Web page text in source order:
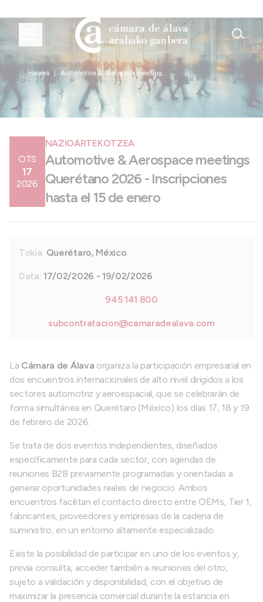
Hasiera Automotive & Aerospace meeting...
OTS
17
2026
NAZIOARTEKOTZEA
Automotive & Aerospace meetings
Querétano 2026 - Inscripciones
hasta el 15 de enero
Tokia: Querétaro, México
Data:17/02/2026 - 19/02/2026
945 141 800
subcontratacion@camaradealava.com
La Cámara de Álava organiza la participación empresarial en
dos encuentros internacionales de alto nivel dirigidos a los
sectores automotriz y aeroespacial, que se celebrarán de
forma simultánea en Querétaro (México) los días 17, 18 y 19
de febrero de 2026.
Se trata de dos eventos independientes, diseñados
específicamente para cada sector, con agendas de
reuniones B2B previamente programadas y orientadas a
generar oportunidades reales de negocio. Ambos
encuentros facilitan el contacto directo entre OEMs, Tier 1,
fabricantes, proveedores y empresas de la cadena de
suministro, en un entorno altamente especializado.
Existe la posibilidad de participar en uno de los eventos y,
previa consulta, acceder también a reuniones del otro,
sujeto a validación y disponibilidad, con el objetivo de
maximizar la presencia comercial durante la estancia en